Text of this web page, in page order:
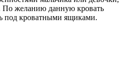
По желанию данную кровать
под кроватными ящиками.